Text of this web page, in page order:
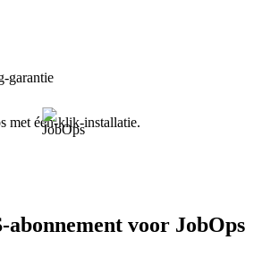
garantie
abonnement voor JobOps